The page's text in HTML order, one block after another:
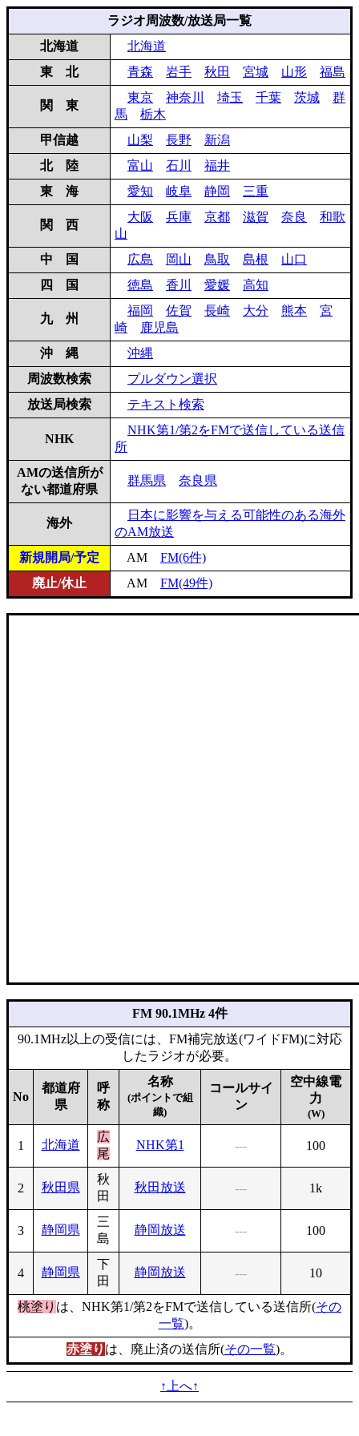
ラジオ周波数/放送局一覧
北海道
北海道
東 北
青森 岩手 秋田 宮城 山形 福島
関 東
東京 神奈川 埼玉 千葉 茨城
群
馬
栃木
甲信越
山梨 長野
新潟
北 陸
富山 石川
福井
東 海
愛知 岐阜 静岡 三重
関 西
大阪 兵庫 京都 滋賀 奈良
和歌
山
中 国
広島 岡山 鳥取 島根
山口
四 国
徳島 香川 愛媛 高知
九 州
福岡 佐賀 長崎 大分 熊本
宮
崎
鹿児島
沖 縄
沖縄
周波数検索
プルダウン選択
放送局検索
テキスト検索
NHK
NHK第1/第2をFMで送信している送信
所
AMの送信所が
ない都道府県
群馬県 奈良県
海外
日本に影響を与える可能性のある海外
のAM放送
新規開局/予定
AM FM(6件)
廃止/休止
AM FM(49件)
FM 90.1MHz 4件
90.1MHz以上の受信には、FM補完放送(ワイドFM)に対応
したラジオが必要。
No
都道府
県
呼
称
名称
(ポイントで組
織)
コールサイ
ン
空中線電
力
(W)
1 北海道
広
尾
NHK第1 --- 100
2 秋田県
秋
田
秋田放送 --- 1k
3 静岡県
三
島
静岡放送 --- 100
4 静岡県
下
田
静岡放送 --- 10
桃塗り は、NHK第1/第2をFMで送信している送信所(その
一覧)。
赤塗り は、廃止済の送信所(その一覧)。
↑上へ↑